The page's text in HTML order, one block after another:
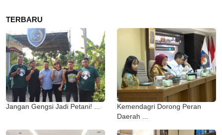
TERBARU
Jangan Gengsi Jadi Petani! ...
Kemendagri Dorong Peran
Daerah ...